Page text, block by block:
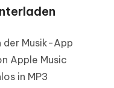
der Musik-App
Apple Music
in MP3